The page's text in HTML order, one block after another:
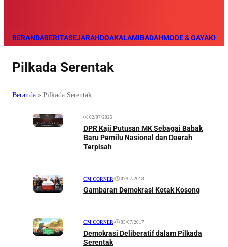
BERANDABERITASEJARAHDOAKALAMIBADAHMODE & GAYA
Pilkada Serentak
Beranda » Pilkada Serentak
02/07/2025
DPR Kaji Putusan MK Sebagai Babak
Baru Pemilu Nasional dan Daerah
Terpisah
CM CORNER • 07/07/2018
Gambaran Demokrasi Kotak Kosong
CM CORNER• 05/07/2017
Demokrasi Deliberatif dalam Pilkada
Serentak